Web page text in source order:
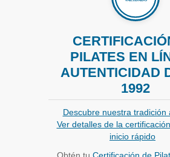
PILATES EN
AUTENTICIDAD
1992
Descubre nuestra tradición
Ver detalles de la certificación
inicio rápido